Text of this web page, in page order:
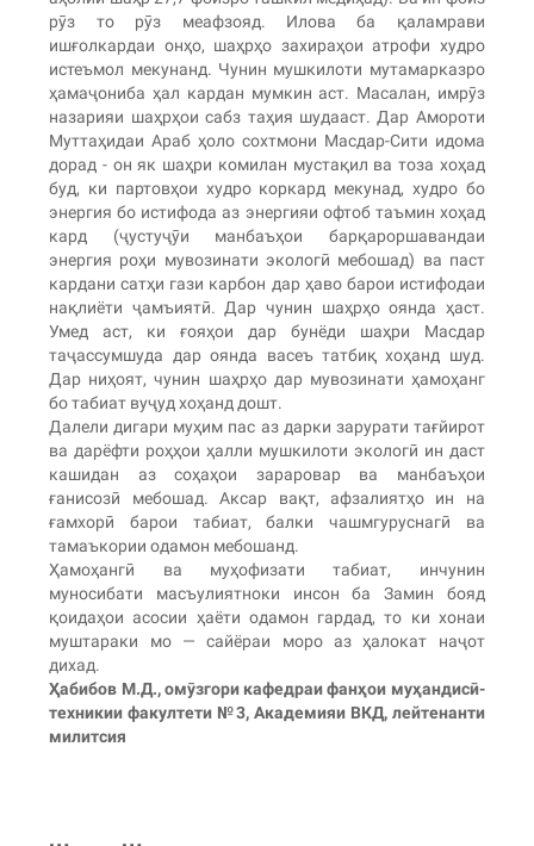
рӯз то рӯз меафзояд. Илова ба қаламрави
ишғолкардаи онҳо, шаҳрҳо захираҳои атрофи худро
истеъмол мекунанд. Чунин мушкилоти мутамарказро
ҳамаҷониба ҳал кардан мумкин аст. Масалан, имрӯз
назарияи шаҳрҳои сабз таҳия шудааст. Дар Амороти
Муттаҳидаи Араб ҳоло сохтмони Масдар-Сити идома
дорад - он як шаҳри комилан мустақил ва тоза хоҳад
буд, ки партовҳои худро коркард мекунад, худро бо
энергия бо истифода аз энергияи офтоб таъмин хоҳад
кард (ҷустуҷӯи манбаъҳои барқароршавандаи
энергия роҳи мувозинати экологӣ мебошад) ва паст
кардани сатҳи гази карбон дар ҳаво барои истифодаи
нақлиёти ҷамъиятӣ. Дар чунин шаҳрҳо оянда ҳаст.
Умед аст, ки ғояҳои дар бунёди шаҳри Масдар
таҷассумшуда дар оянда васеъ татбиқ хоҳанд шуд.
Дар ниҳоят, чунин шаҳрҳо дар мувозинати ҳамоҳанг
бо табиат вуҷуд хоҳанд дошт.
Далели дигари муҳим пас аз дарки зарурати тағйирот
ва дарёфти роҳҳои ҳалли мушкилоти экологӣ ин даст
кашидан аз соҳаҳои зараровар ва манбаъҳои
ғанисозӣ мебошад. Аксар вақт, афзалиятҳо ин на
ғамхорӣ барои табиат, балки чашмгуруснагӣ ва
тамаъкории одамон мебошанд.
Ҳамоҳангӣ ва муҳофизати табиат, инчунин
муносибати масъулиятноки инсон ба Замин бояд
қоидаҳои асосии ҳаёти одамон гардад, то ки хонаи
муштараки мо — сайёраи моро аз ҳалокат наҷот
дихад.
Ҳабибов М.Д., омӯзгори кафедраи фанҳои муҳандисӣ-
техникии факултети №3, Академияи ВКД, лейтенанти
милитсия